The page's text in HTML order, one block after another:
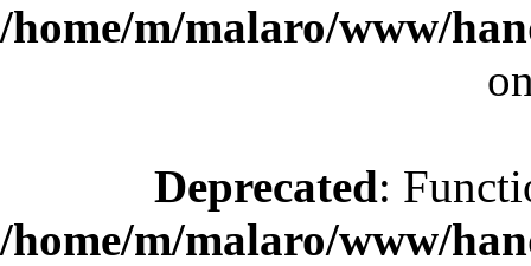
/home/m/malaro/www/
Deprecated:
/home/m/malaro/www/